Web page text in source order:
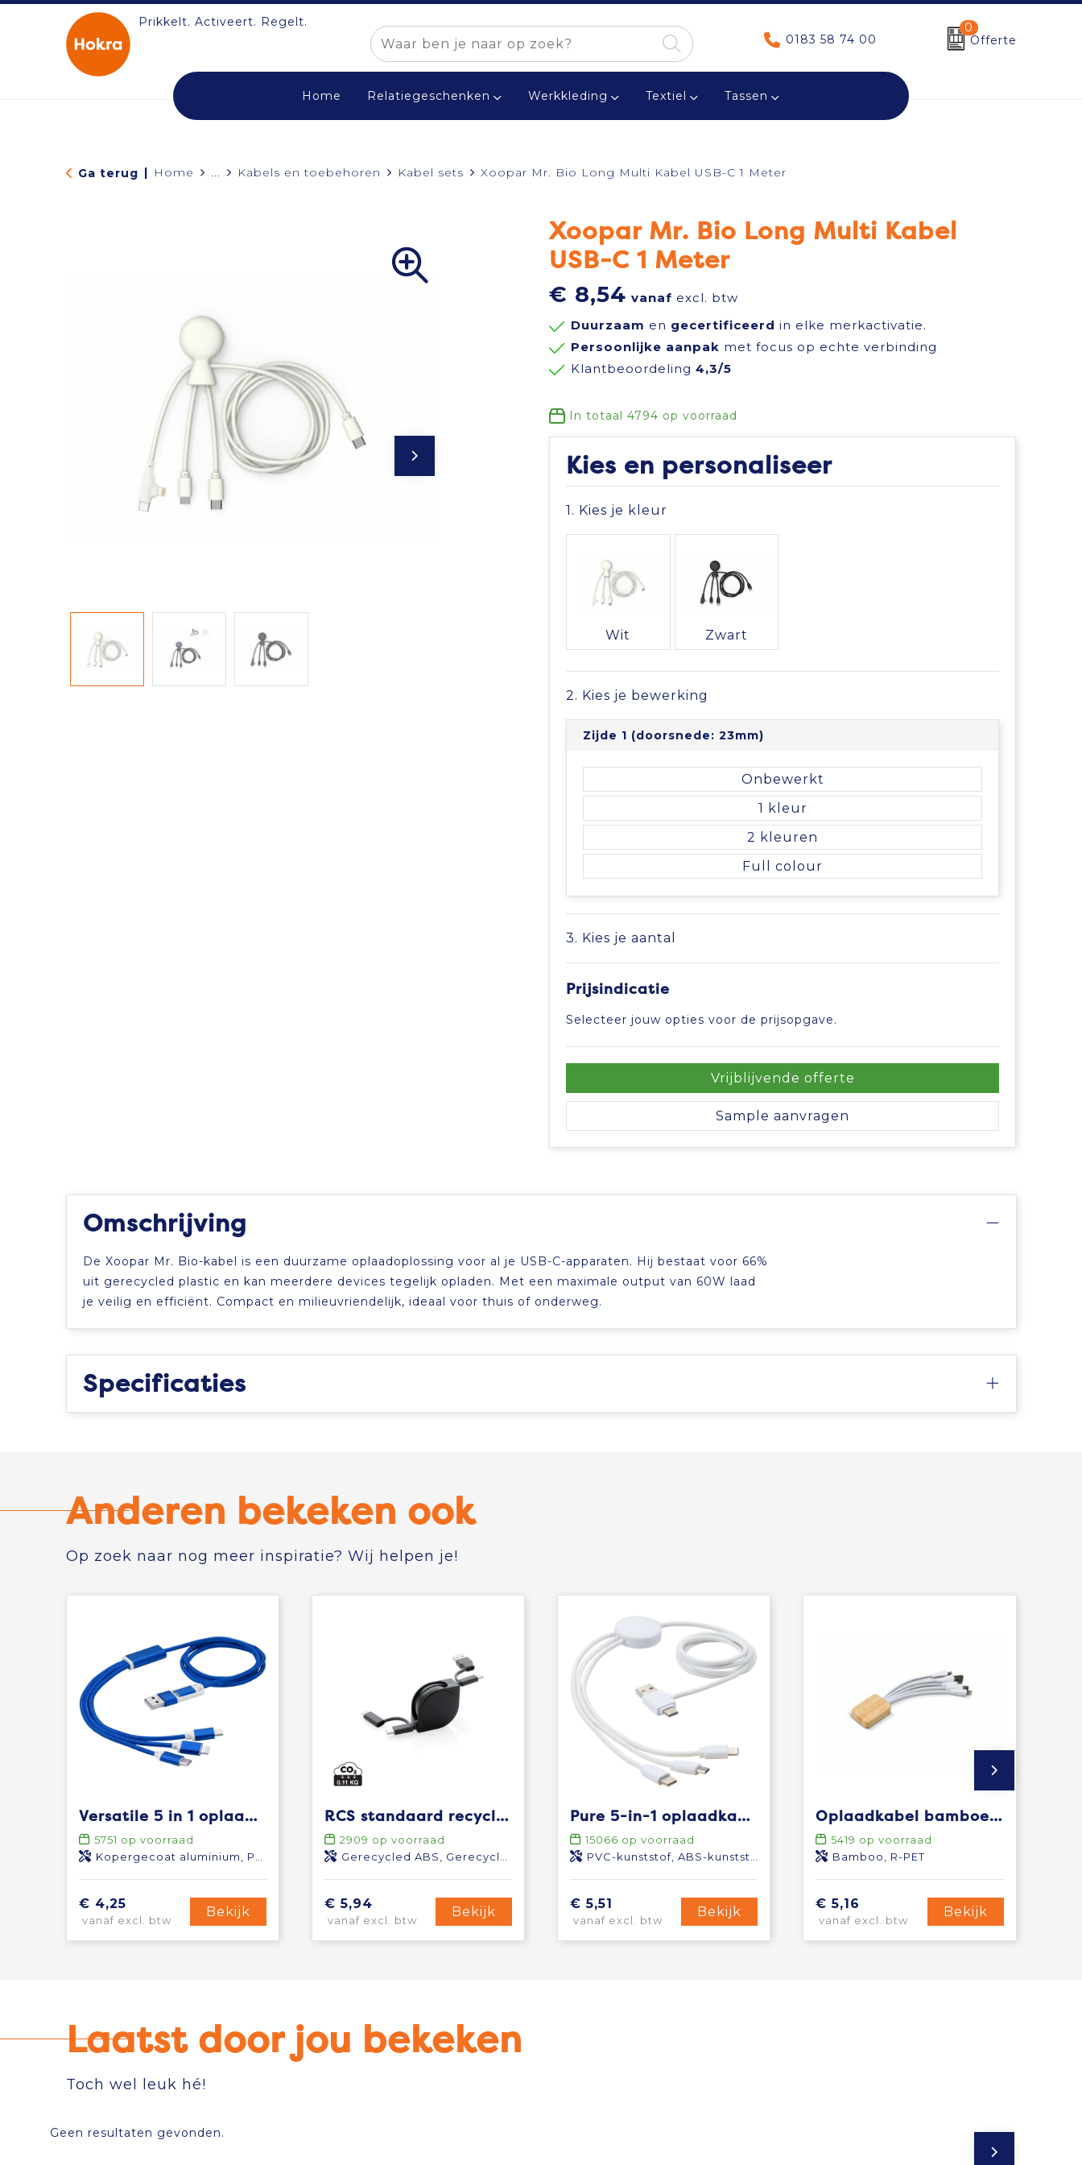
Prikkelt. Activeert. Regelt.
0183 58 74 00
0
Offerte
Home Relatiegeschenken Werkkleding Textiel Tassen
Ga terug | Home ... Kabels en toebehoren Kabel sets Xoopar Mr. Bio Long Multi Kabel USB-C 1 Meter
Xoopar Mr. Bio Long Multi Kabel
USB-C 1 Meter
€ 8,54 vanaf excl. btw
Duurzaam en gecertificeerd in elke merkactivatie.
Persoonlijke aanpak met focus op echte verbinding
Klantbeoordeling 4,3/5
In totaal 4794 op voorraad
Kies en personaliseer
1. Kies je kleur
Wit Zwart
2. Kies je bewerking
Zijde 1 (doorsnede: 23mm)
Onbewerkt
1
2
Full colour
3. Kies je aantal
Prijsindicatie
Selecteer jouw opties voor de prijsopgave.
Vrijblijvende offerte
Sample aanvragen
Omschrijving
De Xoopar Mr. Bio-kabel is een duurzame oplaadoplossing voor al je USB-C-apparaten. Hij bestaat voor 66%
uit gerecycled plastic en kan meerdere devices tegelijk opladen. Met een maximale output van 60W laad
je veilig en efficiënt. Compact en milieuvriendelijk, ideaal voor thuis of onderweg.
Specificaties
Anderen bekeken ook
Op zoek naar nog meer inspiratie? Wij helpen je!
Versatile 5 in 1 oplaadkabel
5751 op voorraad
Kopergecoat aluminium, Polyester
€ 4,25
vanaf excl. btw
Bekijk
RCS standaard recycled plastic and TPE 4-in-1 kabel
2909 op voorraad
Gerecycled ABS, Gerecycled TPE
€ 5,94
vanaf excl. btw
Bekijk
Pure 5-in-1 oplaadkabel met antibacterieel additief
15066 op voorraad
PVC-kunststof, ABS-kunststof
€ 5,51
vanaf excl. btw
Bekijk
Oplaadkabel bamboe met R-PET
5419 op voorraad
Bamboo, R-PET
€ 5,16
vanaf excl. btw
Bekijk
Laatst door jou bekeken
Toch wel leuk hé!
Geen resultaten gevonden.